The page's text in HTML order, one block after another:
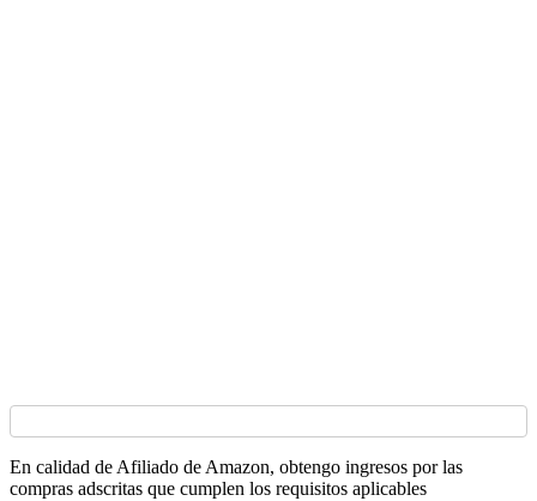
En calidad de Afiliado de Amazon, obtengo ingresos por las
compras adscritas que cumplen los requisitos aplicables